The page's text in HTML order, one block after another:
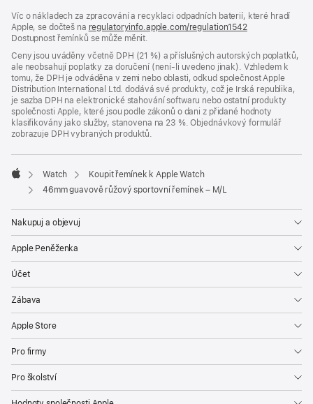
v novém
okně)
Víc o nákladech za zpracování a recyklaci odpadních baterií, které hradí
Apple, se dočteš na regulatoryinfo.apple.com/regulation1542(otevře
v novém
okně)
Dostupnost řemínků se může měnit.
Ceny jsou uváděny včetně DPH (21 %) a příslušných autorských poplatků,
ale neobsahují poplatky za doručení (není-li uvedeno jinak). Vzhledem k
tomu, že DPH je odváděna v zemi nebo oblasti, odkud společnost Apple
Distribution International Ltd. dodává své produkty, což je Irská republika,
je sazba DPH na elektronické stahování softwaru nebo ostatní produkty
společnosti Apple, které jsou podle zákonů o dani z přidané hodnoty
klasifikovány jako služby, stanovena na 23 %. Objednávkový formulář
zobrazuje DPH vybraných produktů.
Apple
Watch
Koupit řemínek k Apple Watch
46mm guavově růžový sportovní řemínek – M/L
Nakupuj a objevuj
Apple Peněženka
Účet
Zábava
Apple Store
Pro firmy
Pro školství